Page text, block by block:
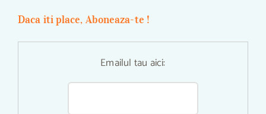
Daca iti place, Aboneaza-te !
Emailul tau aici: